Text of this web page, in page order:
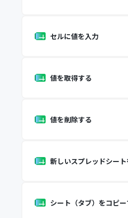
セルに値を入力
値を取得する
値を削除する
新しいスプレッドシー
シート（タブ）をコピー